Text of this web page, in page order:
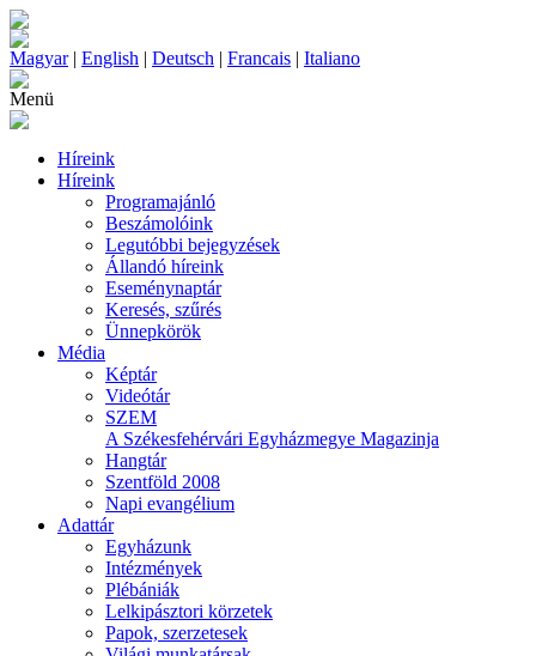
Magyar| English | Deutsch | Francais | Italiano
Menü
Híreink
Híreink
Programajánló
Beszámolóink
Legutóbbi bejegyzések
Állandó híreink
Eseménynaptár
Keresés, szűrés
Ünnepkörök
Média
Képtár
Videótár
SZEM
A Székesfehérvári Egyházmegye Magazinja
Hangtár
Szentföld 2008
Napi evangélium
Adattár
Egyházunk
Intézmények
Plébániák
Lelkipásztori körzetek
Papok, szerzetesek